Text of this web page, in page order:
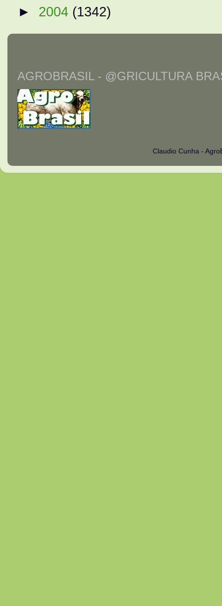
► 2004 (1342)
AGROBRASIL - @GRICULTURA
Claudio Cunha -